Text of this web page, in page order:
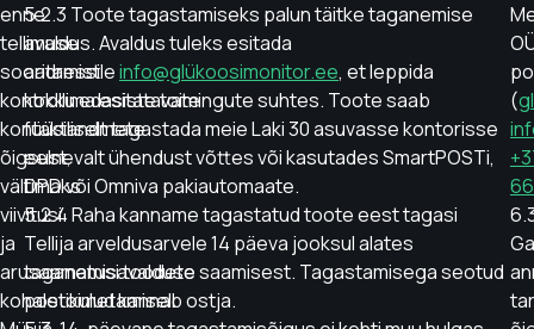
enne
tellimuse
sooritamist
kontrollima esitatavate
kontaktandmete
õigsust,
vältimaks
viivitusi
ja
arusaamatusi toodete
kohaletoimetamisel.
5.2.3 Toote tagastamiseks palun täitke taganemise
avaldus. Avaldus tuleks esitada
aadressileinfo@glükoosimonitor.ee, et leppida
kokku edasiste toimingute suhtes. Toote saab
füüsiliselt tagastada meie Laki 30 asuvasse kontorisse
eelnevalt ühendust võttes või kasutades SmartPOSTi,
DPD või Omniva pakiautomaate.
5.2.4 Raha kanname tagastatud toote eest tagasi
Tellija arveldusarvele 14 päeva jooksul alates
taganemisavalduse saamisest. Tagastamisega seotud
postikulud kannab ostja.
(